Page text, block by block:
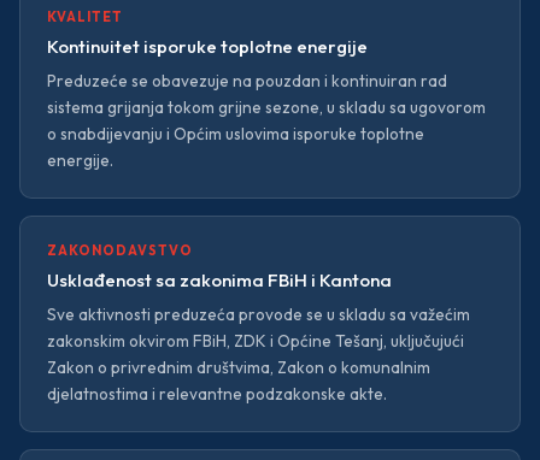
KVALITET
Kontinuitet isporuke toplotne energije
Preduzeće se obavezuje na pouzdan i kontinuiran rad
sistema grijanja tokom grijne sezone, u skladu sa ugovorom
o snabdijevanju i Općim uslovima isporuke toplotne
energije.
ZAKONODAVSTVO
Usklađenost sa zakonima FBiH i Kantona
Sve aktivnosti preduzeća provode se u skladu sa važećim
zakonskim okvirom FBiH, ZDK i Općine Tešanj, uključujući
Zakon o privrednim društvima, Zakon o komunalnim
djelatnostima i relevantne podzakonske akte.